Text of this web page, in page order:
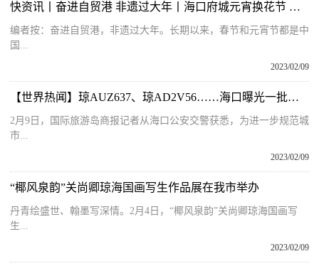
快资讯丨奋进自贸港 非遗过大年丨海口府城元宵换花节 热闹非凡的迎春盛会
编者按：奋进自贸港，非遗过大年。长期以来，春节和元宵节都是中
国...
2023/02/09
【世界热闻】琼AUZ637、琼AD2V56……海口曝光一批车辆！有你的车吗？
2月9日，国际旅游岛商报记者从海口公安交警获悉，为进一步规范城
市...
2023/02/09
“椰风泉韵”关尚卿琼海国画写生作品展在我市举办
丹青绘盛世、翰墨写深情。2月4日，“椰风泉韵”关尚卿琼海国画写
生...
2023/02/09